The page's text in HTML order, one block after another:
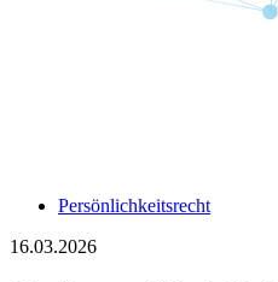
Persönlichkeitsrecht
16.03.2026